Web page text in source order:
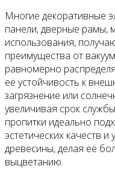
Многие декоративные
панели, дверные рамы,
использования,
преимущества от
равномерно
её устойчивость к
загрязнение или
увеличивая срок
пропитки идеально
эстетических качеств
древесины, делая её
выцветанию.